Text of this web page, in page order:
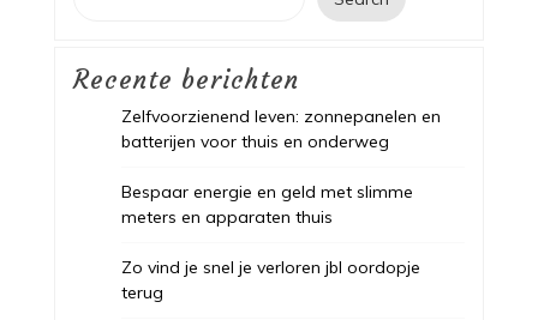
Recente berichten
Zelfvoorzienend leven: zonnepanelen en
batterijen voor thuis en onderweg
Bespaar energie en geld met slimme
meters en apparaten thuis
Zo vind je snel je verloren jbl oordopje
terug